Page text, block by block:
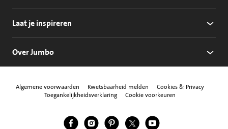
Laat je inspireren
Over Jumbo
Algemene voorwaarden Kwetsbaarheid melden
Cookies & Privacy
Toegankelijkheidsverklaring
Cookie voorkeuren
Volg ons
Jumbo Facebook
Jumbo Instagram
Jumbo Pinterest
Jumbo Twitter
Jumbo YouTube